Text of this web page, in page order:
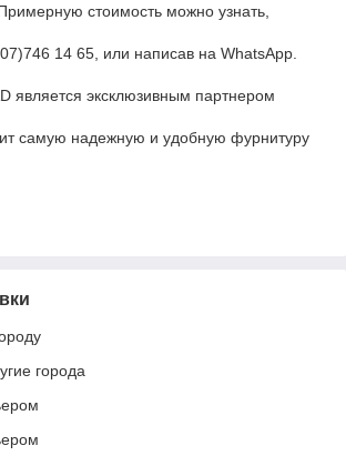
Примерную стоимость можно узнать,
14 65, или написав на WhatsApp.
является эксклюзивным партнером
самую надежную и удобную фурнитуру
города